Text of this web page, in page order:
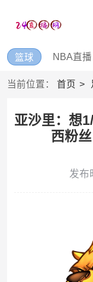
篮球 NBA直播
当前位置： 首页
亚沙里：想
西粉
发布